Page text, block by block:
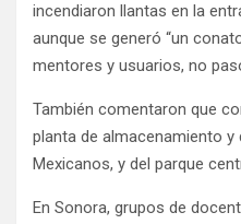
incendiaron llantas en la
aunque se generó “un
mentores y usuarios, no
También comentaron que
planta de almacenamiento
Mexicanos, y del parque
En Sonora, grupos de